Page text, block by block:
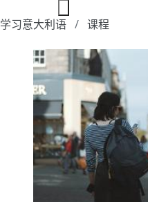
学习意大利语 课程